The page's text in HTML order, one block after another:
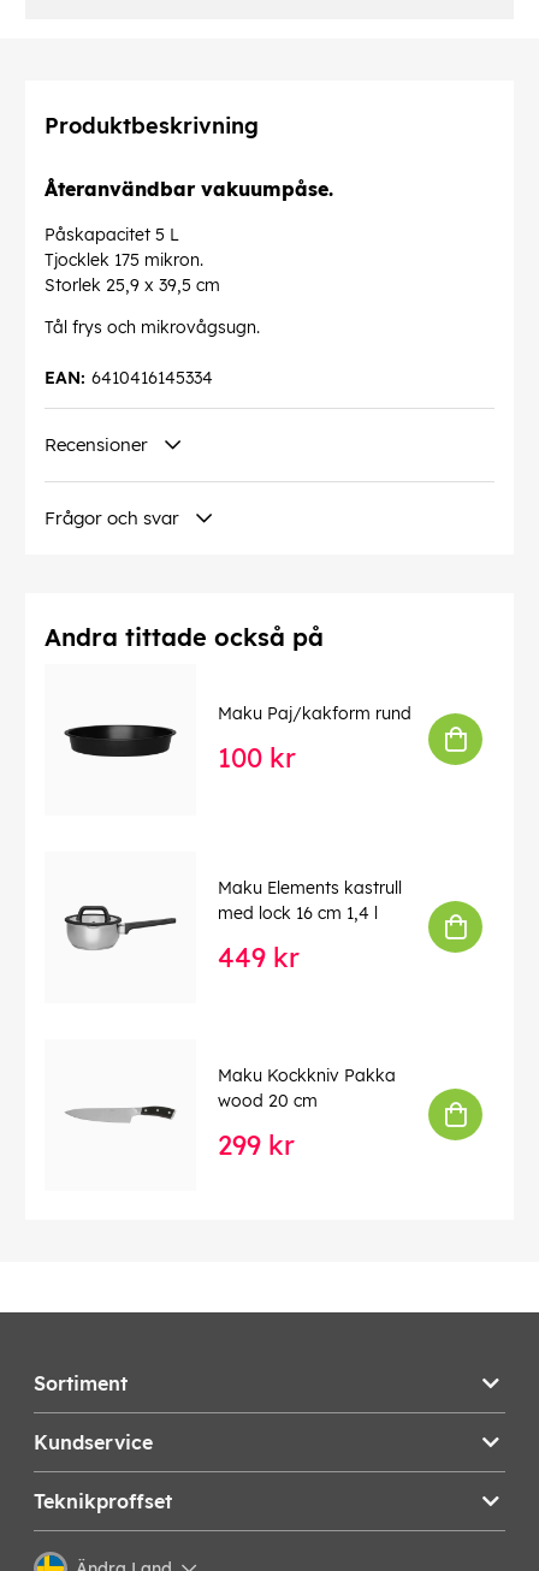
Produktbeskrivning
Återanvändbar vakuumpåse.
Påskapacitet 5 L
Tjocklek 175 mikron.
Storlek 25,9 x 39,5 cm
Tål frys och mikrovågsugn.
6410416145334
EAN:
Recensioner
Frågor och svar
Andra tittade också på
Maku Paj/kakform rund
100 kr
Maku Elements kastrull
med lock 16 cm 1,4 l
449 kr
Maku Kockkniv Pakka
wood 20 cm
299 kr
Sortiment
Kundservice
Teknikproffset